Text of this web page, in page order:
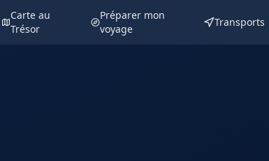
Carte au
Trésor
Préparer mon
voyage
Transports